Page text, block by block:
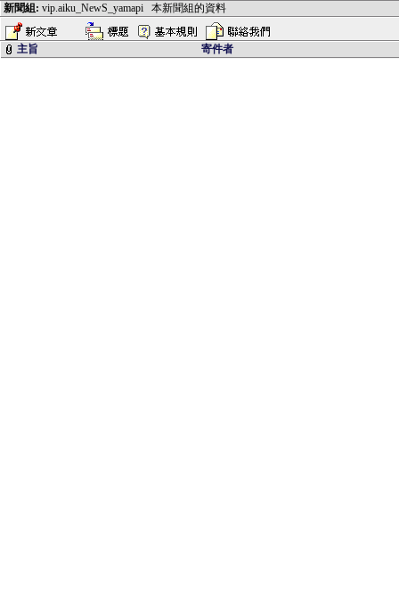
新聞組: vip.aiku_NewS_yamapi 本新聞組的資料
主旨 寄件者